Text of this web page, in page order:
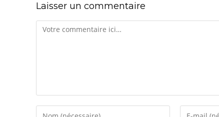
Laisser un commentaire